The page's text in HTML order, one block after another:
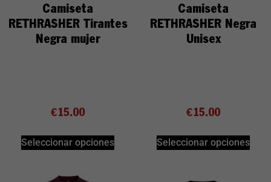
Camiseta
RETHRASHER Tirantes
Negra mujer
€15.00
Seleccionar opciones
Camiseta
RETHRASHER Negra
Unisex
€15.00
Seleccionar opciones